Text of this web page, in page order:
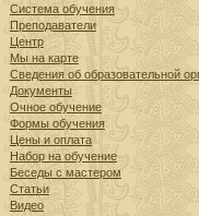
Система обучения
Преподаватели
Центр
Мы на карте
Сведения об образовательной
Документы
Очное обучение
Формы обучения
Цены и оплата
Набор на обучение
Беседы с мастером
Статьи
Видео